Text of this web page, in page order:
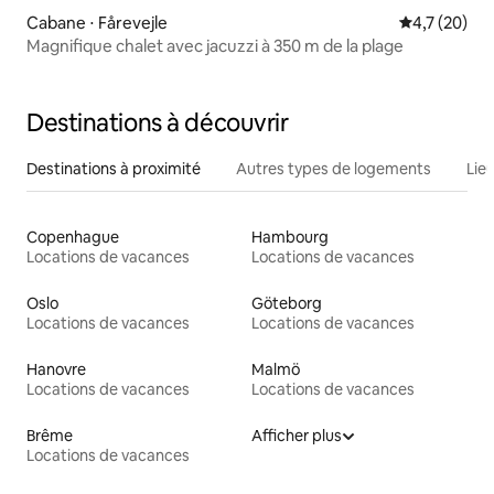
Cabane ⋅ Fårevejle Évaluation
4,7 (20)
Magnifique chalet avec jacuzzi à 350 m de la plage
Destinations à découvrir
Destinations à proximité Autres types de logements
Copenhague
Locations de vacances
Hambourg
Locations de vacances
Oslo
Locations de vacances
Göteborg
Locations de vacances
Hanovre
Locations de vacances
Malmö
Locations de vacances
Brême
Locations de vacances
Afficher plus